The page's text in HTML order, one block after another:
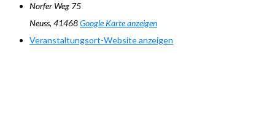
Norfer Weg 75
Neuss, 41468Google Karte anzeigen
Veranstaltungsort-Website anzeigen